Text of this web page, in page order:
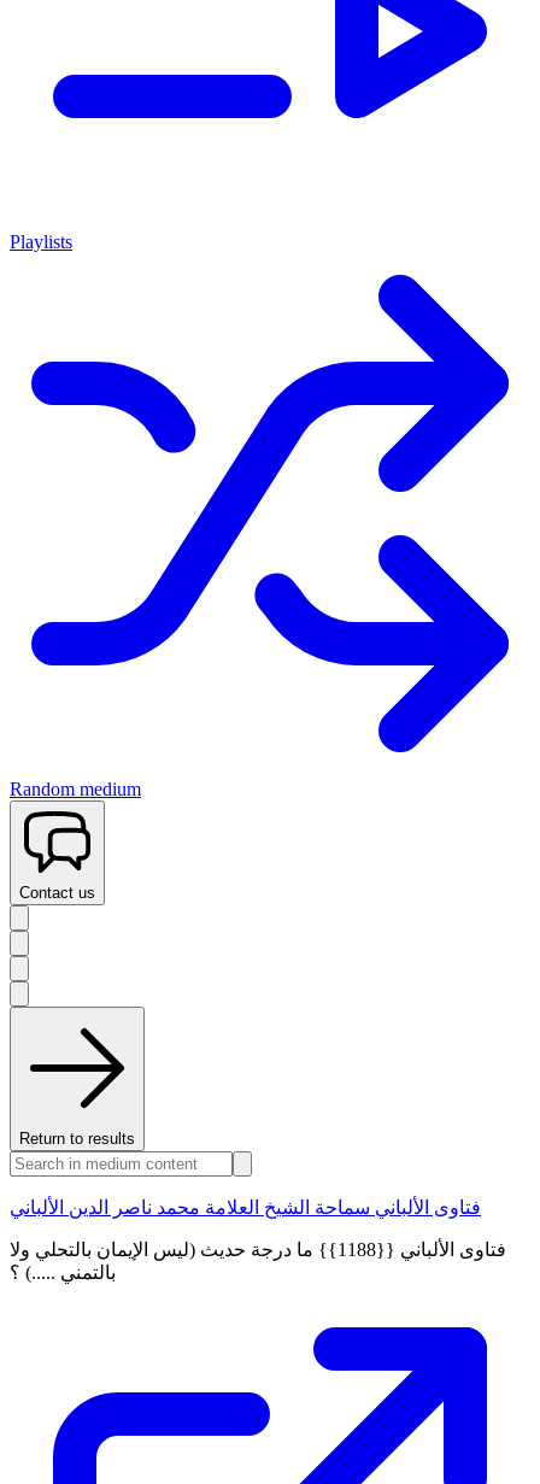
Playlists
Random medium
Contact us
Return to results
فتاوى الألباني سماحة الشيخ العلامة محمد ناصر الدين الألباني
فتاوى الألباني {{1188}} ما درجة حديث (ليس الإيمان بالتحلي ولا
بالتمني .....) ؟